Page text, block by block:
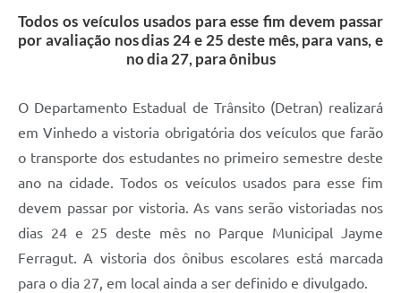
Listagem dos CEPs de Vinhedo
Associação dos Servidores Públicos Municipais de
Audiências Públicas
Arquivos para Download
Todos os veículos usados para esse fim devem passar
por avaliação nos dias 24 e 25 deste mês, para vans, e
no dia 27, para ônibus
O Departamento Estadual de Trânsito (Detran) realizará
em Vinhedo a vistoria obrigatória dos veículos que farão
o transporte dos estudantes no primeiro semestre deste
ano na cidade. Todos os veículos usados para esse fim
devem passar por vistoria. As vans serão vistoriadas nos
dias 24 e 25 deste mês no Parque Municipal Jayme
Ferragut. A vistoria dos ônibus escolares está marcada
para o dia 27, em local ainda a ser definido e divulgado.